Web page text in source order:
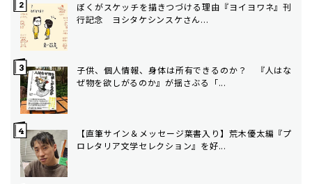
ぼくがスケッチを描きつづける理由――『ヨイヨワネ』刊
行記念 ヨシタケシンスケさん...
子供、個人情報、身体は所有できるのか？ 『人はな
ぜ物を欲しがるのか』が揺さぶる「...
【直筆サイン＆メッセージ葉書入り】荒木優太編『プ
ロレタリア文学セレクション』を好...